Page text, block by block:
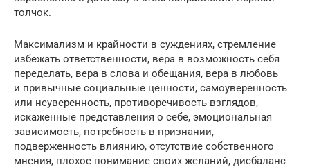
толчок.
Максимализм и крайности в суждениях, стремление
избежать ответственности, вера в возможность себя
переделать, вера в слова и обещания, вера в любовь
и привычные социальные ценности, самоуверенность
или неуверенность, противоречивость взглядов,
искаженные представления о себе, эмоциональная
зависимость, потребность в признании,
подверженность влиянию, отсутствие собственного
мнения, плохое понимание своих желаний, дисбаланс